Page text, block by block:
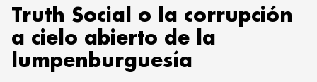
Truth Social o la corrupción
a cielo abierto de la
lumpenburguesía